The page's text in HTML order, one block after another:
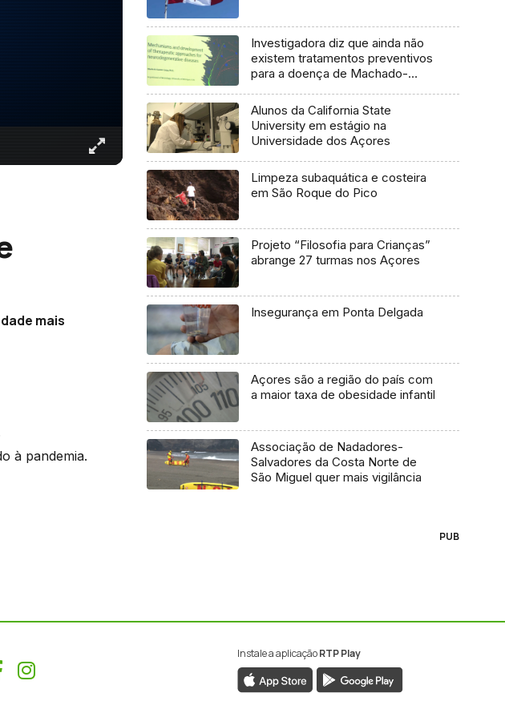
mais
à pandemia.
Investigadora diz que ainda não
existem tratamentos preventivos
para a doença de Machado-
Alunos da California State
University em estágio na
Universidade dos Açores
Limpeza subaquática e costeira
em São Roque do Pico
Projeto “Filosofia para Crianças”
abrange 27 turmas nos Açores
Insegurança em Ponta Delgada
Açores são a região do país com
a maior taxa de obesidade infantil
Associação de Nadadores-
Salvadores da Costa Norte de
São Miguel quer mais vigilância
PUB
Facebook
Instagram
Instale a aplicaçãoRTP Play